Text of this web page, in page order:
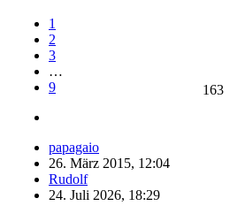
1
2
3
…
9
papagaio
26. März 2015, 12:04
Rudolf
24. Juli 2026, 18:29
163